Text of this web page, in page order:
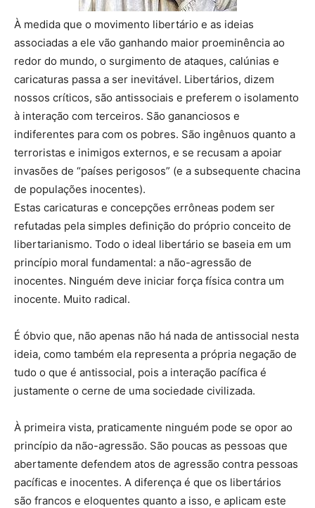
À medida que o movimento libertário e as ideias
associadas a ele vão ganhando maior proeminência ao
redor do mundo, o surgimento de ataques, calúnias e
caricaturas passa a ser inevitável. Libertários, dizem
nossos críticos, são antissociais e preferem o isolamento
à interação com terceiros. São gananciosos e
indiferentes para com os pobres. São ingênuos quanto a
terroristas e inimigos externos, e se recusam a apoiar
invasões de “países perigosos” (e a subsequente chacina
de populações inocentes).
Estas caricaturas e concepções errôneas podem ser
refutadas pela simples definição do próprio conceito de
libertarianismo. Todo o ideal libertário se baseia em um
princípio moral fundamental: a não-agressão de
inocentes. Ninguém deve iniciar força física contra um
inocente. Muito radical.
É óbvio que, não apenas não há nada de antissocial nesta
ideia, como também ela representa a própria negação de
tudo o que é antissocial, pois a interação pacífica é
justamente o cerne de uma sociedade civilizada.
À primeira vista, praticamente ninguém pode se opor ao
princípio da não-agressão. São poucas as pessoas que
abertamente defendem atos de agressão contra pessoas
pacíficas e inocentes. A diferença é que os libertários
são francos e eloquentes quanto a isso, e aplicam este